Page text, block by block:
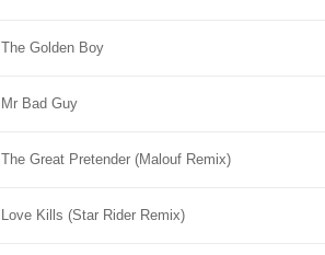
The Golden Boy
Mr Bad Guy
The Great Pretender (Malouf Remix)
Love Kills (Star Rider Remix)